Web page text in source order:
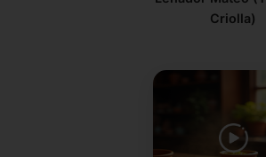
Criolla)